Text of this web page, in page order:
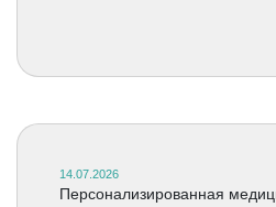
14.07.2026
Персонализированная